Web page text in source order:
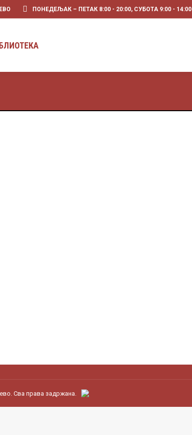
ПОНЕДЕЉАК – ПЕТАК 8:00 - 20:00, СУБОТА 9:00 - 14:00
Сва права задржана.